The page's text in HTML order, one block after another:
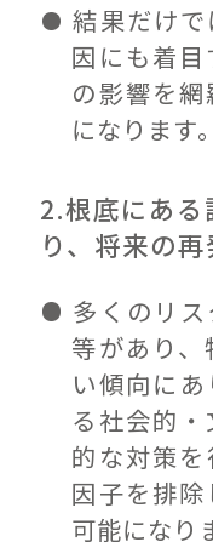
結果だけ
因にも着
の影響を
になります。
2.根底にあ
り、将来の
多くのリ
等があり
い傾向に
る社会的
的な対策
因子を排
可能になり